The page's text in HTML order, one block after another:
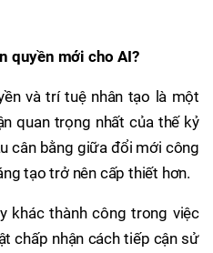
quyền mới cho AI?
và trí tuệ nhân tạo là một
quan trọng nhất của thế kỷ
cân bằng giữa đổi mới công
tạo trở nên cấp thiết hơn.
khác thành công trong việc
chấp nhận cách tiếp cận sử